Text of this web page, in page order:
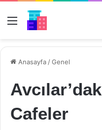
Menü
Anasayfa /Genel
Cafeler